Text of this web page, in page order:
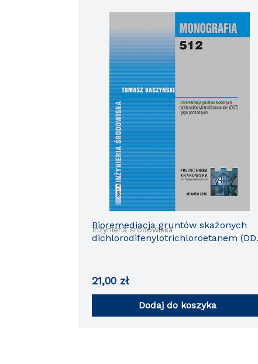
Inżynieria środowiska
Bioremediacja gruntów skażonych
dichlorodifenylotrichloroetanem
21,00 zł
Dodaj do koszyka